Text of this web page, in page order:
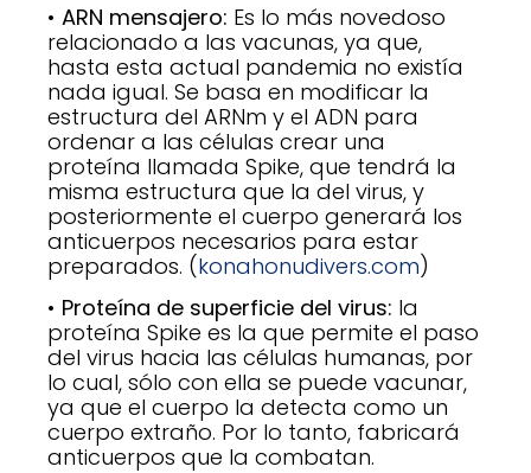
• ARN mensajero: Es lo más novedoso
relacionado a las vacunas, ya que,
hasta esta actual pandemia no existía
nada igual. Se basa en modificar la
estructura del ARNm y el ADN para
ordenar a las células crear una
proteína llamada Spike, que tendrá la
misma estructura que la del virus, y
posteriormente el cuerpo generará los
anticuerpos necesarios para estar
preparados. (konahonudivers.com)
• Proteína de superficie del virus: la
proteína Spike es la que permite el paso
del virus hacia las células humanas, por
lo cual, sólo con ella se puede vacunar,
ya que el cuerpo la detecta como un
cuerpo extraño. Por lo tanto, fabricará
anticuerpos que la combatan.